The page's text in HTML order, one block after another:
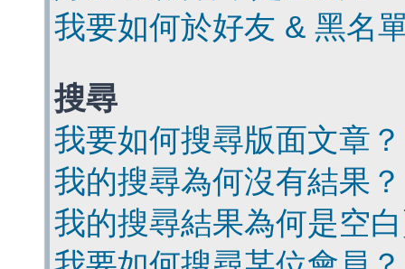
我要如何於好友 & 黑名
搜尋
我要如何搜尋版面文章？
我的搜尋為何沒有結果？
我的搜尋結果為何是空